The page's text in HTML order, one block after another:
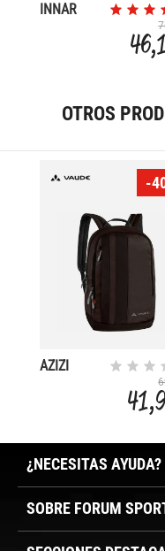
INNAR
OTROS
-
AZIZI
¿NECESITAS AYUDA?
SOBRE FORUM